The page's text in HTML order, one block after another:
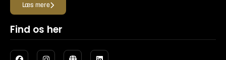
Læs mere
Find os her